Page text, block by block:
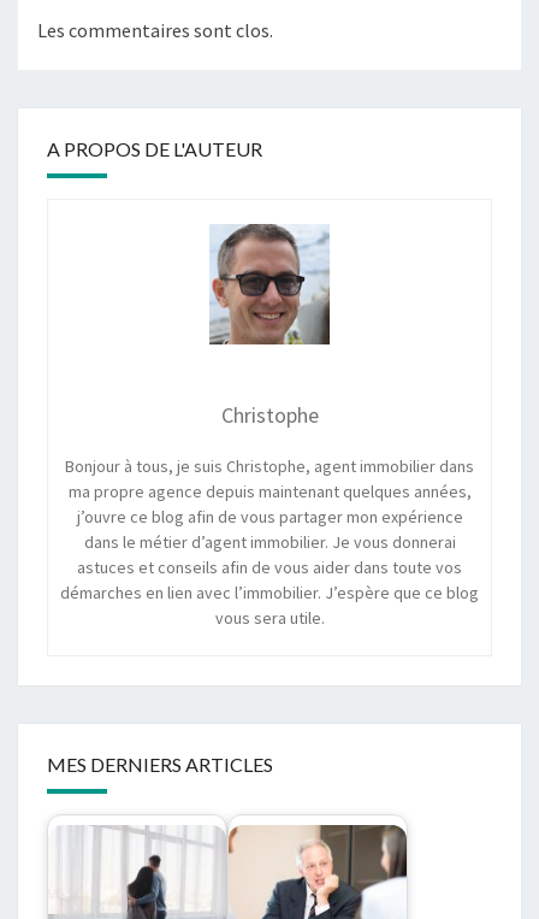
Les commentaires sont clos.
A PROPOS DE L'AUTEUR
Christophe
Bonjour à tous, je suis Christophe, agent immobilier dans
ma propre agence depuis maintenant quelques années,
j’ouvre ce blog afin de vous partager mon expérience
dans le métier d’agent immobilier. Je vous donnerai
astuces et conseils afin de vous aider dans toute vos
démarches en lien avec l’immobilier. J’espère que ce blog
vous sera utile.
MES DERNIERS ARTICLES